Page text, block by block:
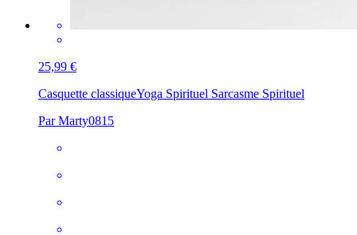
25,99 €
Casquette classiqueYoga Spirituel Sarcasme Spirituel
Par Marty0815